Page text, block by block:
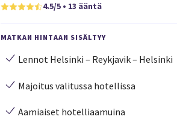
4.5/5 • 13 ääntä
MATKAN HINTAAN SISÄLTYY
Lennot Helsinki – Reykjavik – Helsinki
Majoitus valitussa hotellissa
Aamiaiset hotelliaamuina